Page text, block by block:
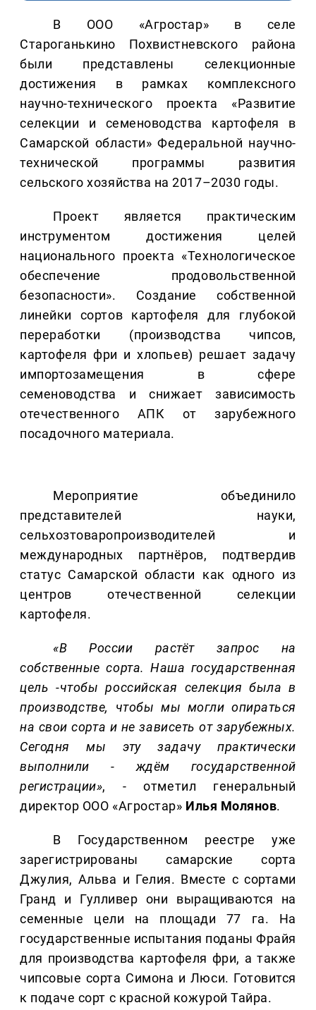
В ООО «Агростар» в селе
Староганькино Похвистневского района
были представлены селекционные
достижения в рамках комплексного
научно-технического проекта «Развитие
селекции и семеноводства картофеля в
Самарской области» Федеральной научно-
технической программы развития
сельского хозяйства на 2017–2030 годы.
Проект является практическим
инструментом достижения целей
национального проекта «Технологическое
обеспечение продовольственной
безопасности». Создание собственной
линейки сортов картофеля для глубокой
переработки (производства чипсов,
картофеля фри и хлопьев) решает задачу
импортозамещения в сфере
семеноводства и снижает зависимость
отечественного АПК от зарубежного
посадочного материала.
Мероприятие объединило
представителей науки,
сельхозтоваропроизводителей и
международных партнёров, подтвердив
статус Самарской области как одного из
центров отечественной селекции
картофеля.
«В России растёт запрос на
собственные сорта. Наша государственная
цель -чтобы российская селекция была в
производстве, чтобы мы могли опираться
на свои сорта и не зависеть от зарубежных.
Сегодня мы эту задачу практически
выполнили - ждём государственной
регистрации», - отметил генеральный
директор ООО «Агростар» Илья Молянов.
В Государственном реестре уже
зарегистрированы самарские сорта
Джулия, Альва и Гелия. Вместе с сортами
Гранд и Гулливер они выращиваются на
семенные цели на площади 77 га. На
государственные испытания поданы Фрайя
для производства картофеля фри, а также
чипсовые сорта Симона и Люси. Готовится
к подаче сорт с красной кожурой Тайра.